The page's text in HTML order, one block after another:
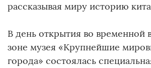
рассказывая миру историю
В день открытия во временной
зоне музея «Крупнейшие
города» состоялась